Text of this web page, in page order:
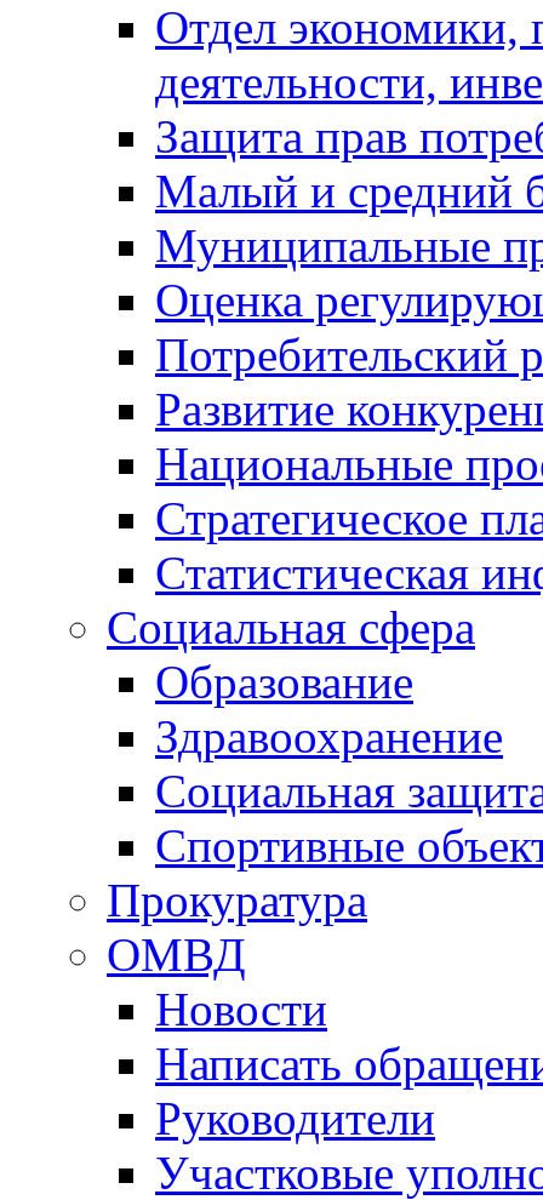
Отдел экономики,
деятельности,
Защита прав
Малый и средний
Муниципальные
Оценка
Потребительский
Развитие
Национальные
Стратегическое
Статистическая
Социальная сфера
Образование
Здравоохранение
Социальная
Спортивные
Прокуратура
ОМВД
Новости
Написать
Руководители
Участковые